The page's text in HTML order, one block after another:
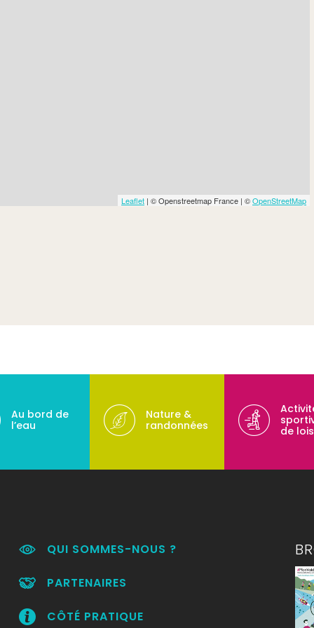
Leaflet | © Openstreetmap France | ©OpenStreetMap
Au bord de
l’eau
Nature &
randonnées
de
QUI SOMMES-NOUS ?
PARTENAIRES
CÔTÉ PRATIQUE